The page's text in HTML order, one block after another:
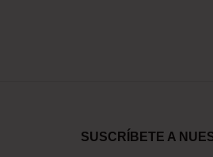
SUSCRÍBETE A